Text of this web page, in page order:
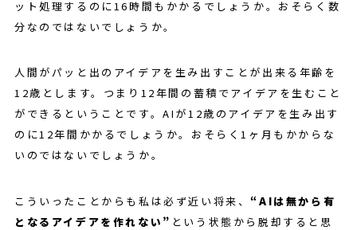
ット処理するのに16時間もかかるでしょうか。おそらく数
分なのではないでしょうか。
人間がパッと出のアイデアを生み出すことが出来る年齢を
12歳とします。つまり12年間の蓄積でアイデアを生むこと
ができるということです。AIが12歳のアイデアを生み出す
のに12年間かかるでしょうか。おそらく1ヶ月もかからな
いのではないでしょうか。
こういったことからも私は必ず近い将来、“AIは無から有
となるアイデアを作れない” という状態から脱却すると思